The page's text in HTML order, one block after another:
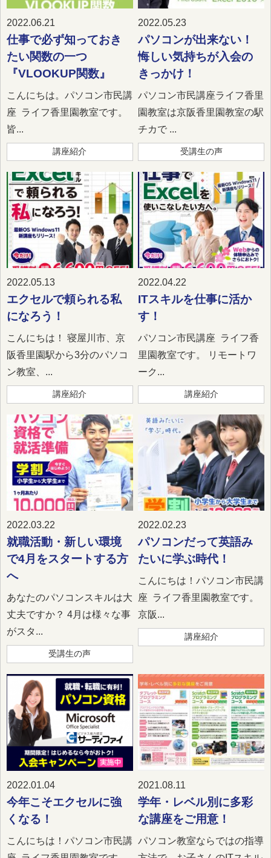
2022.06.21
仕事で必ず知っておき
たい関数の一つ
『VLOOKUP関数』
こんにちは。パソコン市民講
座 ライフ香里園教室です。
皆...
講座紹介
2022.05.23
パソコンが出来ない！
悔しい気持ちが入会の
きっかけ！
パソコン市民講座ライフ香里
園教室は京阪香里園教室の駅
チカで ...
受講生の声
2022.05.13
エクセルで頼られる私
になろう！
こんにちは！ 寝屋川市、京
阪香里園駅から3分のパソコ
ン教室、...
講座紹介
2022.04.22
ITスキルを仕事に活か
す！
パソコン市民講座 ライフ香
里園教室です。 リモートワ
ーク...
講座紹介
2022.03.22
就職活動・新しい環境
で4月をスタートする方
へ
あなたのパソコンスキルは大
丈夫ですか？ 4月は様々な事
がスタ...
受講生の声
2022.02.23
パソコンだって英語み
たいに学ぶ時代！
こんにちは！パソコン市民講
座 ライフ香里園教室です。
京阪...
講座紹介
2022.01.04
今年こそエクセルに強
くなる！
こんにちは！パソコン市民講
2021.08.11
学年・レベル別に多彩
な講座をご用意！
パソコン教室ならではの指導